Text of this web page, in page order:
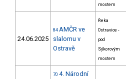
mostem
24.06.2025
84 AMČR ve
slalomu v
Ostravě
Řeka
Ostravice -
pod
Sýkorovým
mostem
70 4. Národní